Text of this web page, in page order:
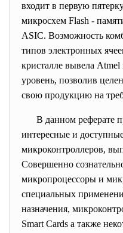
входит в первую
микросхем Flash -
ASIC. Возможность
типов электронных
кристалле вывела
уровень, позволив
свою продукцию на
В данном реферате
интересные и
микроконтроллеров,
Совершенно
микропроцессоры и
специальных
назначения,
Smart Cards а также